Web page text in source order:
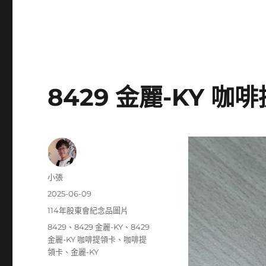
8429 金麗-KY 咖啡
作
小張
發
期:
2025-06-09
分
114年股東會紀念品圖片
標
籤
8429 、8429 金麗-KY 、8429
金麗-KY 咖啡提領卡 、 咖啡提
領卡 、金麗-KY